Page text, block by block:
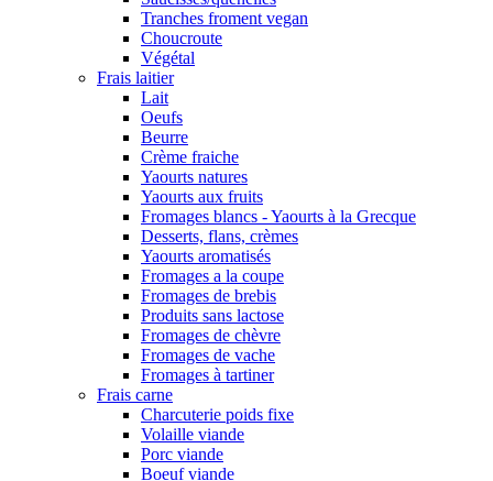
Tranches froment vegan
Choucroute
Végétal
Frais laitier
Lait
Oeufs
Beurre
Crème fraiche
Yaourts natures
Yaourts aux fruits
Fromages blancs - Yaourts à la Grecque
Desserts, flans, crèmes
Yaourts aromatisés
Fromages a la coupe
Fromages de brebis
Produits sans lactose
Fromages de chèvre
Fromages de vache
Fromages à tartiner
Frais carne
Charcuterie poids fixe
Volaille viande
Porc viande
Boeuf viande